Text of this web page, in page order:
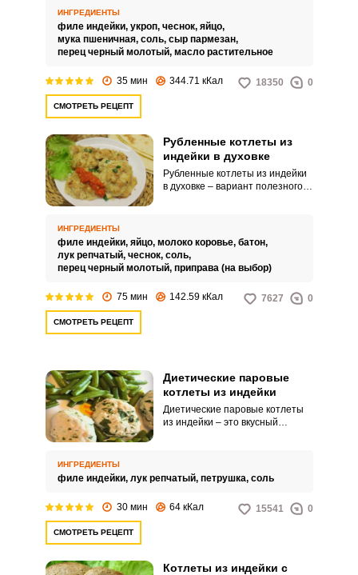
ИНГРЕДИЕНТЫ
филе индейки, укроп, чеснок, яйцо,
мука пшеничная, соль, сыр пармезан,
перец черный молотый, масло растительное
35 мин 344.71 кКал 18350 0
СМОТРЕТЬ РЕЦЕПТ
Рубленные котлеты из
индейки в духовке
Рубленные котлеты из индейки
в духовке – вариант полезного и
придерживается здорового
образа жизни.
ИНГРЕДИЕНТЫ
филе индейки, яйцо, молоко коровье, батон,
лук репчатый, чеснок, соль,
перец черный молотый, приправа (на выбор)
75 мин 142.59 кКал 7627 0
СМОТРЕТЬ РЕЦЕПТ
Диетические паровые
котлеты из индейки
Диетические паровые котлеты
из индейки – это вкусный
ИНГРЕДИЕНТЫ
филе индейки, лук репчатый, петрушка, соль
30 мин 64 кКал 15541 0
СМОТРЕТЬ РЕЦЕПТ
Котлеты из индейки с
Запомнить меня
ЕЩЕ НЕ ЗАРЕГИСТРИРОВАННЫ?
Забыли пароль?